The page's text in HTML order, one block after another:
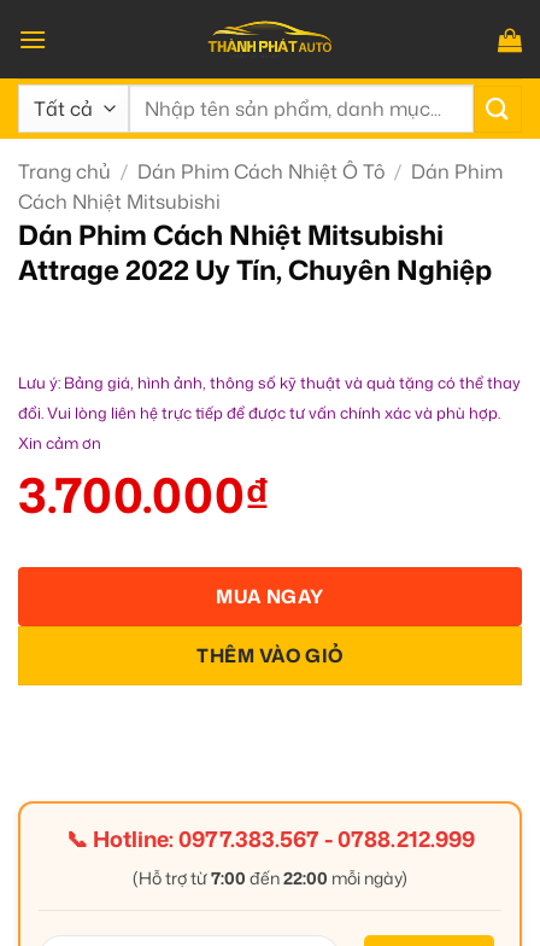
qua
nội
dung
Tìm
Trang chủ / Dán Phim Cách Nhiệt Ô Tô / Dán Phim
Cách Nhiệt Mitsubishi
Dán Phim Cách Nhiệt Mitsubishi
Attrage 2022 Uy Tín, Chuyên Nghiệp
Lưu ý: Bảng giá, hình ảnh, thông số kỹ thuật và quà tặng có thể thay
đổi. Vui lòng liên hệ trực tiếp để được tư vấn chính xác và phù hợp.
Xin cảm ơn
3.700.000₫
THÊM VÀO GIỎ
MUA NGAY
📞 Hotline:0977.383.567-0788.212.999
(Hỗ trợ từ7:00 đến22:00 mỗi ngày)